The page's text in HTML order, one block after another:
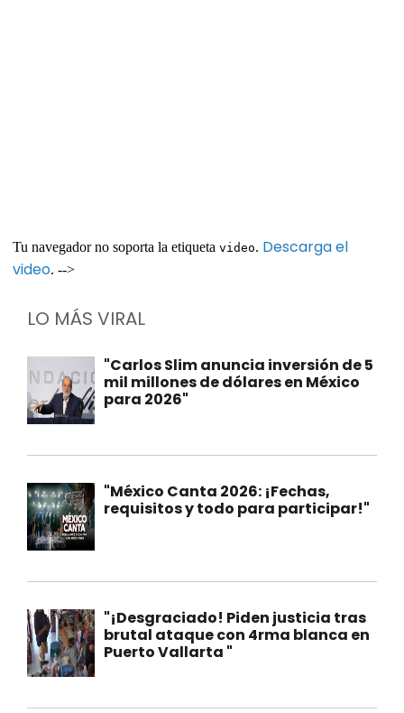
Tu navegador no soporta la etiqueta video. Descarga el
video. -->
LO MÁS VIRAL
"Carlos Slim anuncia inversión de 5
mil millones de dólares en México
para 2026"
"México Canta 2026: ¡Fechas,
requisitos y todo para participar!"
"¡Desgraciado! Piden justicia tras
brutal ataque con 4rma blanca en
Puerto Vallarta "